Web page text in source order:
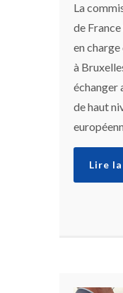
La
de
en
à
échanger
de haut
Lire